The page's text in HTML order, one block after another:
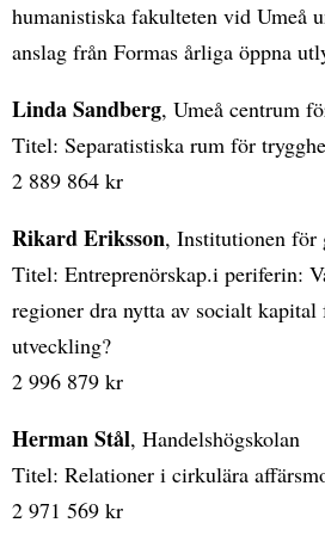
humanistiska fakulteten vid Umeå
anslag från Formas årliga öppna
Linda Sandberg, Umeå centrum
Titel: Separatistiska rum för
2 889 864 kr
Rikard Eriksson, Institutionen för
Titel: Entreprenörskap.i periferin:
regioner dra nytta av socialt
utveckling?
2 996 879 kr
Herman Stål, Handelshögskolan
Titel: Relationer i cirkulära
2 971 569 kr